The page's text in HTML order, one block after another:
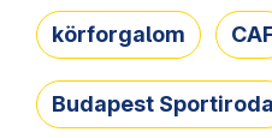
körforgalom
Budapest Sportiroda